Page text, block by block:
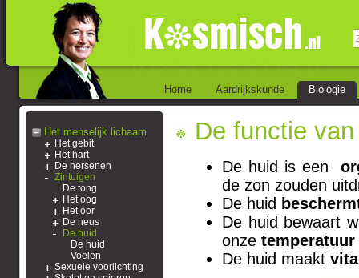
Home Aardrijkskunde Biologie
Het menselijk lichaam
Het gebit
Het hart
De hersenen
Zintuigen
De tong
Het oog
Het oor
De neus
De huid
De huid
Voelen
Sexuele voorlichting
De functie
De huid is een
de zon zouden
De huid
De huid bewaart
onze temperatuur
De huid maakt